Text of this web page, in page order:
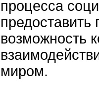
процесса
предоставить
возможность
миром.